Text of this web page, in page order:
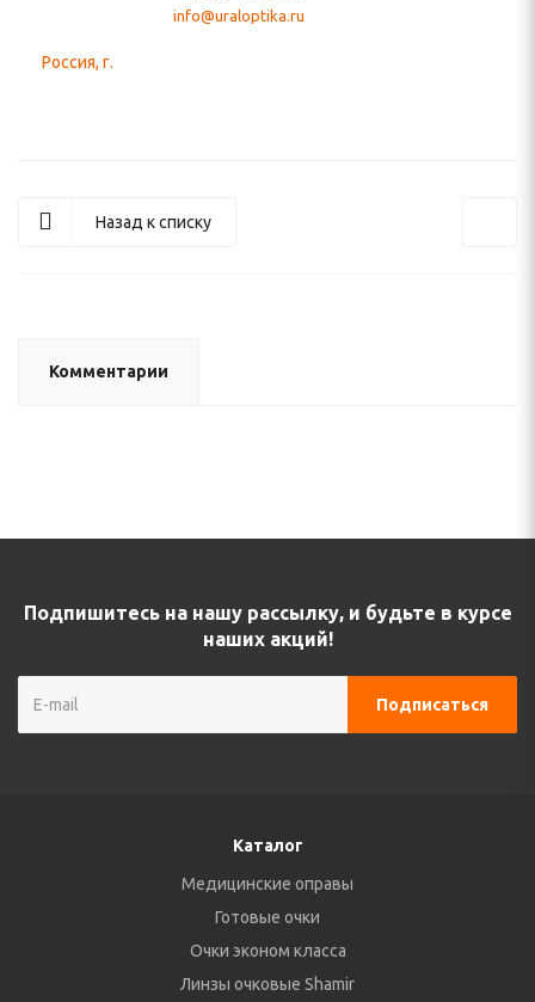
info@uraloptika.ru
Назад к списку
Комментарии
Подпишитесь на нашу рассылку, и будьте в курсе
наших акций!
Каталог
Медицинские оправы
Готовые очки
Очки эконом класса
Линзы очковые Shamir